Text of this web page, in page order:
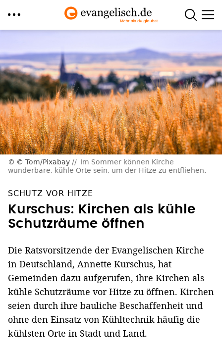
Inhalt
© Tom/Pixabay
Im Sommer können Kirche
wunderbare, kühle Orte sein, um der Hitze zu entfliehen.
SCHUTZ VOR HITZE
Kurschus: Kirchen als kühle
Schutzräume öffnen
Die Ratsvorsitzende der Evangelischen Kirche
in Deutschland, Annette Kurschus, hat
Gemeinden dazu aufgerufen, ihre Kirchen als
kühle Schutzräume vor Hitze zu öffnen. Kirchen
seien durch ihre bauliche Beschaffenheit und
ohne den Einsatz von Kühltechnik häufig die
kühlsten Orte in Stadt und Land.